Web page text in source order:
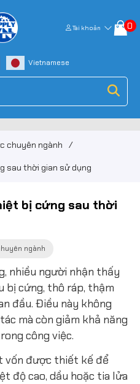
Tài khoản 0
chuyên ngành /
sau thời gian sử dụng
bị cứng sau thời
ngành
nhiều người nhận thấy
bị cứng, thô ráp, thậm
đầu. Điều này không
mà còn giảm khả năng
công việc.
vốn được thiết kế để
độ cao, dầu hoặc tia lửa